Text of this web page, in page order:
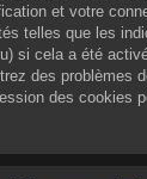
et votre
telles que les
si cela a été
des problèmes
des cookies